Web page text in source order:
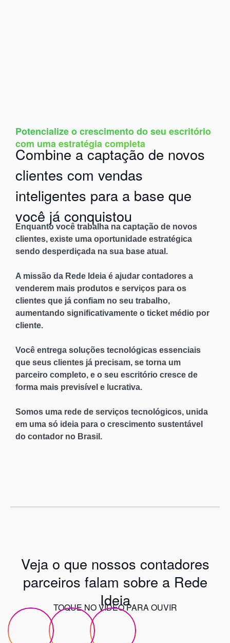
Potencialize o crescimento do seu escritório
com uma estratégia completa
Combine a captação de novos
clientes com vendas
inteligentes para a base que
você já conquistou
Enquanto você trabalha na captação de novos
clientes, existe uma oportunidade estratégica
sendo desperdiçada na sua base atual.
A missão da Rede Ideia é ajudar contadores a
venderem mais produtos e serviços para os
clientes que já confiam no seu trabalho,
aumentando significativamente o ticket médio por
cliente.
Você entrega soluções tecnológicas essenciais
que seus clientes já precisam, se torna um
parceiro completo, e o seu escritório cresce de
forma mais previsível e lucrativa.
Somos uma rede de serviços tecnológicos, unida
em uma só ideia para o crescimento sustentável
do contador no Brasil.
Veja o que nossos contadores
parceiros falam sobre a Rede
Ideia
TOQUE NO VÍDEO PARA OUVIR